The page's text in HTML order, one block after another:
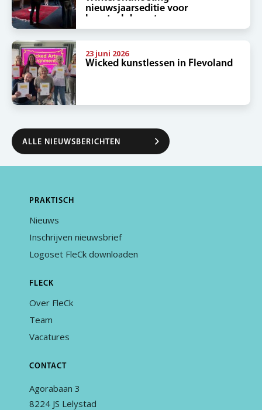
nieuwsjaarseditie voor
kunstvakdocenten
23 juni 2026
Wicked kunstlessen in Flevoland
ALLE NIEUWSBERICHTEN
PRAKTISCH
Nieuws
Inschrijven nieuwsbrief
Logoset FleCk downloaden
FLECK
Over FleCk
Team
Vacatures
CONTACT
Agorabaan 3
8224 JS Lelystad